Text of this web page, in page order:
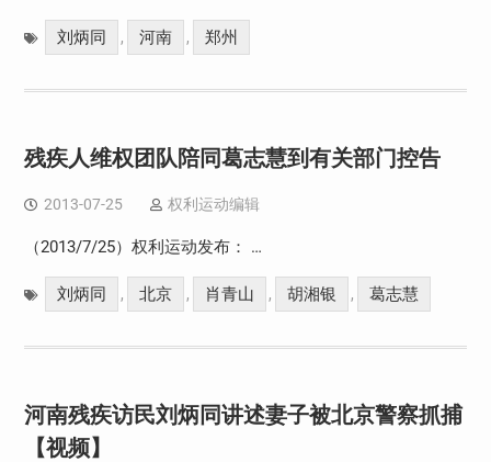
刘炳同 , 河南 , 郑州
残疾人维权团队陪同葛志慧到有关部门控告
2013-07-25 权利运动编辑
（2013/7/25）权利运动发布： …
刘炳同 , 北京 , 肖青山 , 胡湘银 , 葛志慧
河南残疾访民刘炳同讲述妻子被北京警察抓捕
【视频】